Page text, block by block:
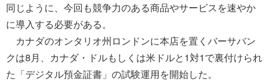
同じように、今回も競争力のある商品やサービスを速やか
に導入する必要がある。
カナダのオンタリオ州ロンドンに本店を置くバーサバン
クは8月、カナダ・ドルもしくは米ドルと1対1で裏付けられ
た「デジタル預金証書」の試験運用を開始した。